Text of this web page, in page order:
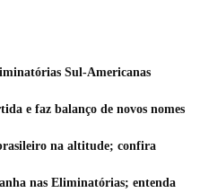
Sul-Americanas
e faz balanço de novos nomes
na altitude; confira
nas Eliminatórias; entenda